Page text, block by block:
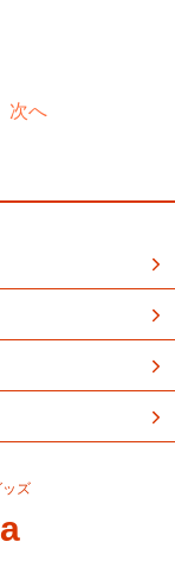
次へ
ズ